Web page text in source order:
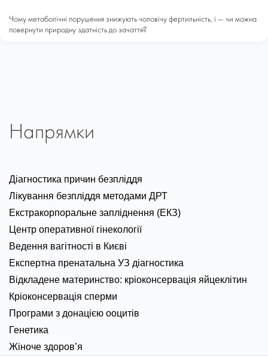
Чому метаболічні порушення знижують чоловічу фертильність, і — чи можна
повернути природну здатність до зачаття?
Напрямки
Діагностика причин безпліддя
Лікування безпліддя методами ДРТ
Екстракорпоральне запліднення (ЕКЗ)
Центр оперативної гінекології
Ведення вагітності в Києві
Експертна пренатальна УЗ діагностика
Відкладене материнство: кріоконсервація яйцеклітин
Кріоконсервація сперми
Програми з донацією ооцитів
Генетика
Жіноче здоров’я